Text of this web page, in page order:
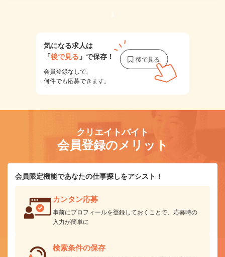
1
気になる求人は
「後で見る 」で保存！
会員登録なしで、
何件でも応募できます。
クリエイトバイト
会員登録のメリット
会員限定機能であなたの仕事探しをアシスト！
カンタン応募
事前にプロフィールを登録しておくことで、応募時の
入力が簡単に
検索条件の保存